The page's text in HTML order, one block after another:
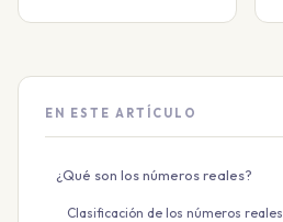
EN ESTE ARTÍCULO
¿Qué son los números reales?
Clasificación de los números reales